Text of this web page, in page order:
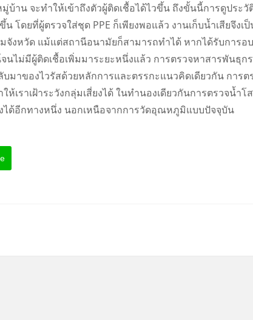
บ้าน จะทำให้เข้าถึงตัวผู้ติดเชื้อได้ไวขึ้น ถึงขั้นนี้การดูประ
น โดยที่ผู้ตรวจใส่ชุด PPE ก็เพียงพอแล้ว งานเก็บน้ำเสียจึ
งหวัด แม้แต่สถานีอนามัยก็สามารถทำได้ หากได้รับการอ
ไม่มีผู้ติดเชื้อเพิ่มมาระยะหนึ่งแล้ว การตรวจหาสารพันธุก
บมาของไวรัสด้วยหลักการและตรรกะแนวคิดเดียวกัน การ
ให้เราเฝ้าระวังกลุ่มเสี่ยงได้ ในทำนองเดียวกันการตรวจน้
งได้อีกทางหนึ่ง นอกเหนือจากการวัดอุณหภูมิแบบปัจจุบัน